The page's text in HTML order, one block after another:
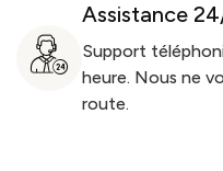
Assistance
Support
heure. Nous ne
route.